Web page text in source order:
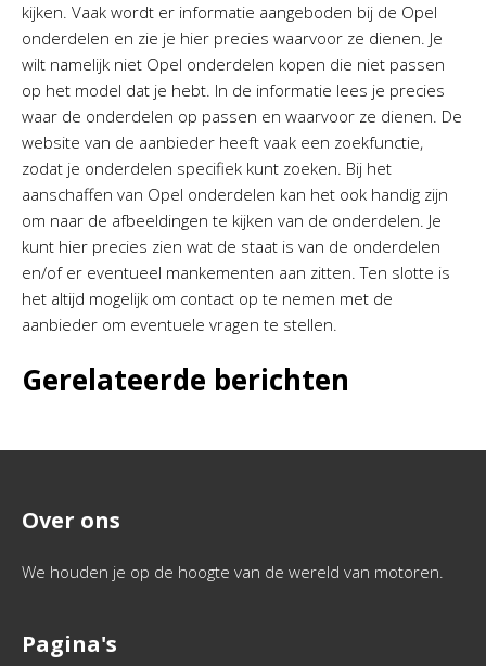
kijken. Vaak wordt er informatie aangeboden bij de Opel
onderdelen en zie je hier precies waarvoor ze dienen. Je
wilt namelijk niet Opel onderdelen kopen die niet passen
op het model dat je hebt. In de informatie lees je precies
waar de onderdelen op passen en waarvoor ze dienen. De
website van de aanbieder heeft vaak een zoekfunctie,
zodat je onderdelen specifiek kunt zoeken. Bij het
aanschaffen van Opel onderdelen kan het ook handig zijn
om naar de afbeeldingen te kijken van de onderdelen. Je
kunt hier precies zien wat de staat is van de onderdelen
en/of er eventueel mankementen aan zitten. Ten slotte is
het altijd mogelijk om contact op te nemen met de
aanbieder om eventuele vragen te stellen.
Gerelateerde berichten
Over ons
We houden je op de hoogte van de wereld van motoren.
Pagina's